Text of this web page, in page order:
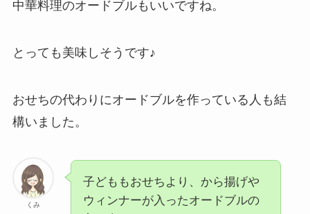
中華料理のオードブルもいいですね。
とっても美味しそうです♪
おせちの代わりにオードブルを作っている人も結
構いました。
くみ
子どももおせちより、から揚げや
ウィンナーが入ったオードブルの